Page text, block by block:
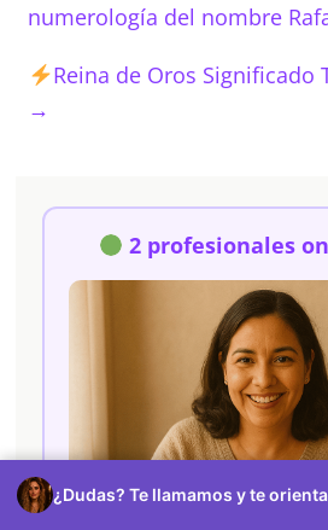
numerología del nombre
Reina de Oros Significado
→
2 profesionales
¿Dudas? Te llamamos y te